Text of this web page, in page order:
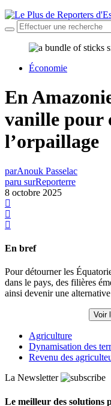
Économie
En
vanille pour
l’orpaillage
parAnouk Passelac
paru surReporterre
8 octobre 2025
En bref
Pour détourner les
dans le pays, des filières
ainsi devenir une
Voir
Agriculture
Dynamisation des
Revenu des
La Newsletter
Le meilleur des solutions